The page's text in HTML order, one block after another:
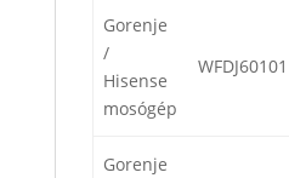
Gorenje
/
Hisense
mosógép
WFDJ60101
Gorenje